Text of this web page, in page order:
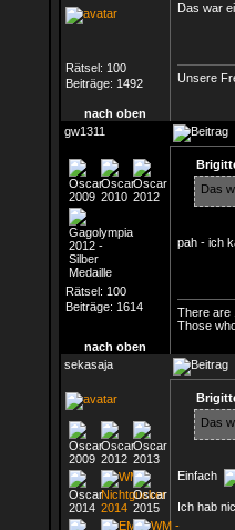
Rätsel: 100
Beiträge: 1492
Das war
Unsere
nach oben
gw1311
Rätsel: 100
Beiträge: 1614
Das
pah - ich
There are
Those
nach oben
sekasaja
Das
Einfach
Ich hab